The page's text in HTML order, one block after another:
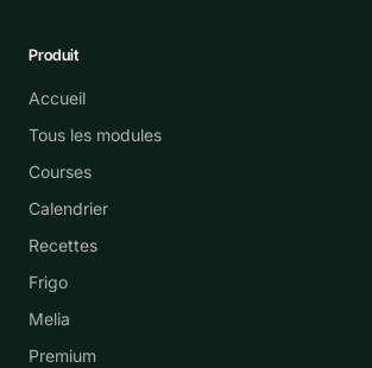
Produit
Accueil
Tous les modules
Courses
Calendrier
Recettes
Frigo
Melia
Premium